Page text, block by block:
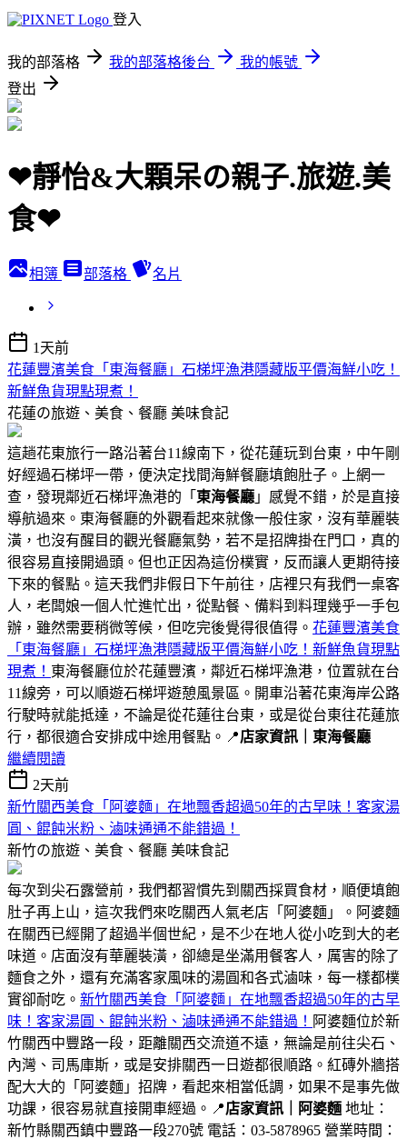
登入
我的部落格 我的部落格後台
我的帳號
登出
❤靜怡&大顆呆の親子.旅遊.美
食❤
相簿 部落格 名片
1天前
花蓮豐濱美食「東海餐廳」石梯坪漁港隱藏版平價海鮮小吃！
新鮮魚貨現點現煮！
花蓮の旅遊、美食、餐廳 美味食記
這趟花東旅行一路沿著台11線南下，從花蓮玩到台東，中午剛
好經過石梯坪一帶，便決定找間海鮮餐廳填飽肚子。上網一
查，發現鄰近石梯坪漁港的「 東海餐廳 」感覺不錯，於是直接
導航過來。東海餐廳的外觀看起來就像一般住家，沒有華麗裝
潢，也沒有醒目的觀光餐廳氣勢，若不是招牌掛在門口，真的
很容易直接開過頭。但也正因為這份樸實，反而讓人更期待接
下來的餐點。這天我們非假日下午前往，店裡只有我們一桌客
人，老闆娘一個人忙進忙出，從點餐、備料到料理幾乎一手包
辦，雖然需要稍微等候，但吃完後覺得很值得。 花蓮豐濱美食
「東海餐廳」石梯坪漁港隱藏版平價海鮮小吃！新鮮魚貨現點
現煮！ 東海餐廳位於花蓮豐濱，鄰近石梯坪漁港，位置就在台
11線旁，可以順遊石梯坪遊憩風景區。開車沿著花東海岸公路
行駛時就能抵達，不論是從花蓮往台東，或是從台東往花蓮旅
行，都很適合安排成中途用餐點。📍店家資訊｜東海餐廳
繼續閱讀
2天前
新竹關西美食「阿婆麵」在地飄香超過50年的古早味！客家湯
圓、餛飩米粉、滷味通通不能錯過！
新竹の旅遊、美食、餐廳 美味食記
每次到尖石露營前，我們都習慣先到關西採買食材，順便填飽
肚子再上山，這次我們來吃關西人氣老店「阿婆麵」。阿婆麵
在關西已經開了超過半個世紀，是不少在地人從小吃到大的老
味道。店面沒有華麗裝潢，卻總是坐滿用餐客人，厲害的除了
麵食之外，還有充滿客家風味的湯圓和各式滷味，每一樣都樸
實卻耐吃。 新竹關西美食「阿婆麵」在地飄香超過50年的古早
味！客家湯圓、餛飩米粉、滷味通通不能錯過！ 阿婆麵位於新
竹關西中豐路一段，距離關西交流道不遠，無論是前往尖石、
內灣、司馬庫斯，或是安排關西一日遊都很順路。紅磚外牆搭
配大大的「阿婆麵」招牌，看起來相當低調，如果不是事先做
功課，很容易就直接開車經過。📍店家資訊｜阿婆麵 地址：
新竹縣關西鎮中豐路一段270號 電話：03-5878965 營業時間：